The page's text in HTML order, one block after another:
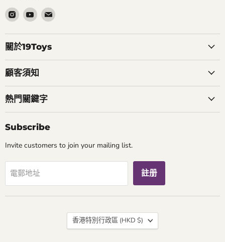
在
Instagram
找
到
們
在
Youtube
找
到
們
在
郵
關於19Toys
顧客須知
熱門關鍵字
Subscribe
Invite customers to join your mailing list.
電郵地址 註册
國
家
香港特別行政區 (HKD $)